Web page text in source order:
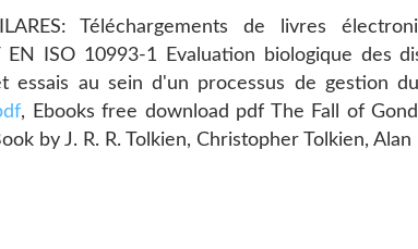
Téléchargements de livres
ISO 10993-1 Evaluation biologique des
essais au sein d'un processus de gestion
, Ebooks free download pdf The Fall of
by J. R. R. Tolkien, Christopher Tolkien, Alan